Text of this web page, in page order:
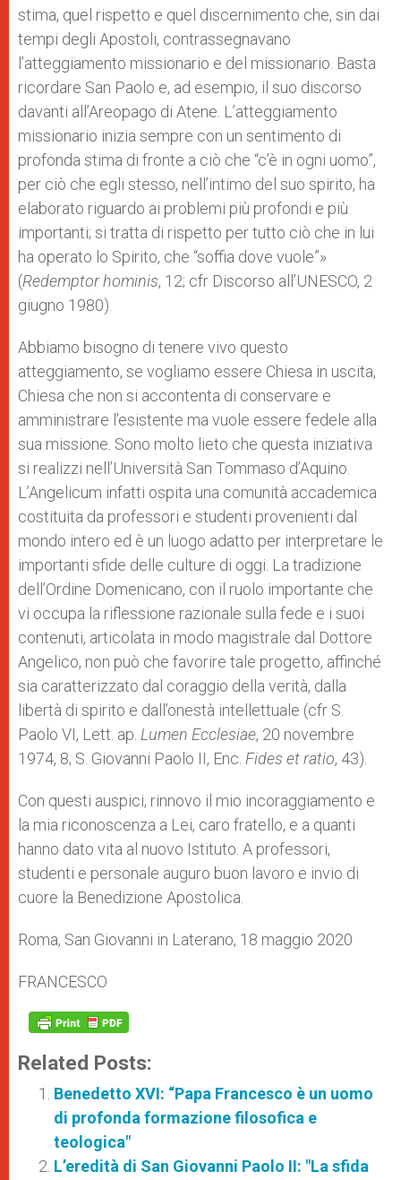
stima, quel rispetto e quel discernimento che, sin dai
tempi degli Apostoli, contrassegnavano
l’atteggiamento missionario e del missionario. Basta
ricordare San Paolo e, ad esempio, il suo discorso
davanti all’Areopago di Atene. L’atteggiamento
missionario inizia sempre con un sentimento di
profonda stima di fronte a ciò che “c’è in ogni uomo”,
per ciò che egli stesso, nell’intimo del suo spirito, ha
elaborato riguardo ai problemi più profondi e più
importanti; si tratta di rispetto per tutto ciò che in lui
ha operato lo Spirito, che “soffia dove vuole”»
(Redemptor hominis, 12; cfr Discorso all’UNESCO, 2
giugno 1980).
Abbiamo bisogno di tenere vivo questo
atteggiamento, se vogliamo essere Chiesa in uscita,
Chiesa che non si accontenta di conservare e
amministrare l’esistente ma vuole essere fedele alla
sua missione. Sono molto lieto che questa iniziativa
si realizzi nell’Università San Tommaso d’Aquino.
L’Angelicum infatti ospita una comunità accademica
costituita da professori e studenti provenienti dal
mondo intero ed è un luogo adatto per interpretare le
importanti sfide delle culture di oggi. La tradizione
dell’Ordine Domenicano, con il ruolo importante che
vi occupa la riflessione razionale sulla fede e i suoi
contenuti, articolata in modo magistrale dal Dottore
Angelico, non può che favorire tale progetto, affinché
sia caratterizzato dal coraggio della verità, dalla
libertà di spirito e dall’onestà intellettuale (cfr S.
Paolo VI, Lett. ap. Lumen Ecclesiae, 20 novembre
1974, 8; S. Giovanni Paolo II, Enc. Fides et ratio, 43).
Con questi auspici, rinnovo il mio incoraggiamento e
la mia riconoscenza a Lei, caro fratello, e a quanti
hanno dato vita al nuovo Istituto. A professori,
studenti e personale auguro buon lavoro e invio di
cuore la Benedizione Apostolica.
Roma, San Giovanni in Laterano, 18 maggio 2020
FRANCESCO
Related Posts:
Benedetto XVI: “Papa Francesco è un uomo
di profonda formazione filosofica e
teologica"
L’eredità di San Giovanni Paolo II: "La sfida